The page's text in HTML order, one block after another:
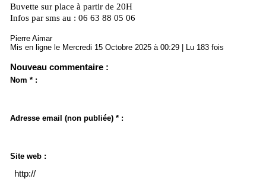
Buvette sur place à partir de 20H
Infos par sms au : 06 63 88 05 06
Pierre Aimar
Mis en ligne le Mercredi 15 Octobre 2025 à 00:29 | Lu 183 fois
Nouveau commentaire :
Nom * :
Adresse email (non publiée) * :
Site web :